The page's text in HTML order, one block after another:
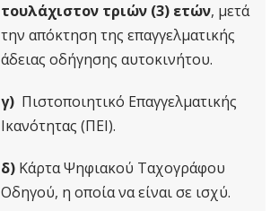
τουλάχιστον τριών (3) ετών, μετά
την απόκτηση της επαγγελματικής
άδειας οδήγησης αυτοκινήτου.
γ) Πιστοποιητικό Επαγγελματικής
Ικανότητας (ΠΕΙ).
δ) Κάρτα Ψηφιακού Ταχογράφου
Οδηγού, η οποία να είναι σε ισχύ.